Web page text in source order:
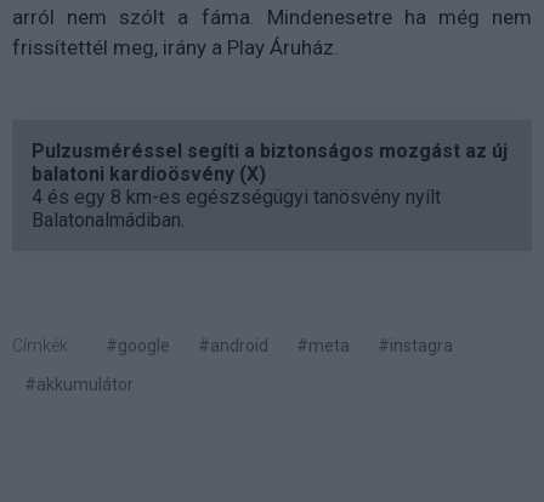
arról nem szólt a fáma. Mindenesetre ha még nem
frissítettél meg, irány a Play Áruház.
Pulzusméréssel segíti a biztonságos mozgást az új
balatoni kardioösvény (X)
4 és egy 8 km-es egészségügyi tanösvény nyílt
Balatonalmádiban.
Címkék: #google #android #meta
#instagra
#akkumulátor